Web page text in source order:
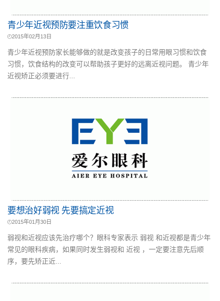
青少年近视预防要注重饮食习惯
2015年02月13日
青少年近视预防家长能够做的就是改变孩子的日常用眼习惯和饮食
习惯，饮食结构的改变可以帮助孩子更好的远离近视问题。 青少年
近视矫正必须要进行...
要想治好弱视 先要搞定近视
2015年01月30日
弱视和近视应该先治疗哪个？眼科专家表示 弱视 和近视都是青少年
常见的眼科疾病，如果同时发生弱视和 近视 ，一定要注意先后顺
序，要先矫正近...